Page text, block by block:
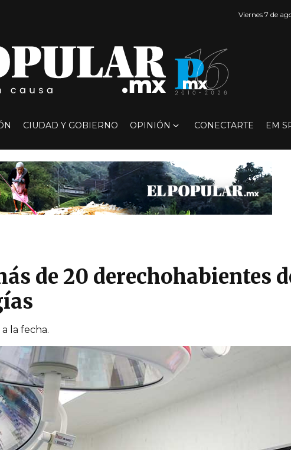
Viernes 7 de
CIUDAD Y GOBIERNO OPINIÓN CONECTARTE EM
de 20 derechohabientes
la fecha.